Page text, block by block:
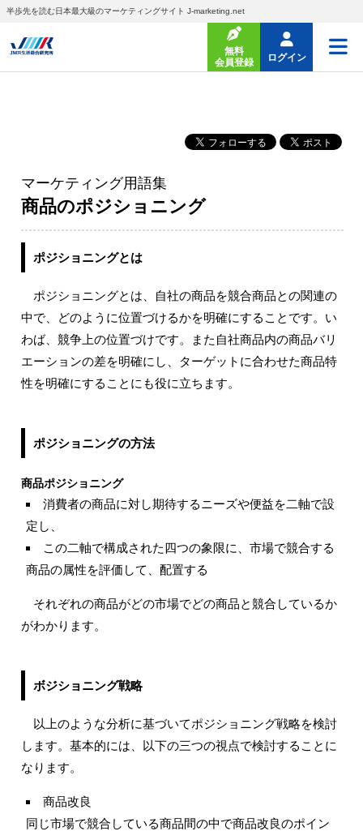
半歩先を読む日本最大級のマーケティングサイト J-marketing.net
無料
会員登録
ログイン
マーケティング用語集
商品のポジショニング
ポジショニングとは
ポジショニングとは、自社の商品を競合商品との関連の
中で、どのように位置づけるかを明確にすることです。い
わば、競争上の位置づけです。また自社商品内の商品バリ
エーションの差を明確にし、ターゲットに合わせた商品特
性を明確にすることにも役に立ちます。
ポジショニングの方法
商品ポジショニング
消費者の商品に対し期待するニーズや便益を二軸で設
定し、
この二軸で構成された四つの象限に、市場で競合する
商品の属性を評価して、配置する
それぞれの商品がどの市場でどの商品と競合しているか
がわかります。
ボジショニング戦略
以上のような分析に基づいてポジショニング戦略を検討
します。基本的には、以下の三つの視点で検討することに
なります。
商品改良
同じ市場で競合している商品間の中で商品改良のポイン